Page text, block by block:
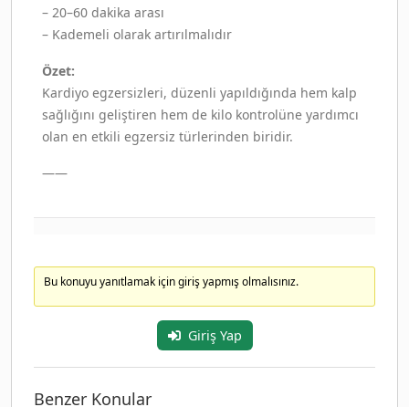
– 20–60 dakika arası
– Kademeli olarak artırılmalıdır
Özet:
Kardiyo egzersizleri, düzenli yapıldığında hem kalp
sağlığını geliştiren hem de kilo kontrolüne yardımcı
olan en etkili egzersiz türlerinden biridir.
——
Bu konuyu yanıtlamak için giriş yapmış olmalısınız.
Giriş Yap
Benzer Konular